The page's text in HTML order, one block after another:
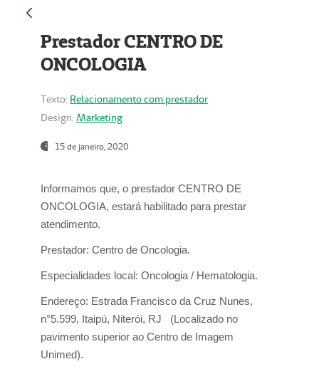
Prestador CENTRO DE
ONCOLOGIA
Texto: Relacionamento com prestador
Design: Marketing
15 de janeiro, 2020
Informamos que, o prestador CENTRO DE
ONCOLOGIA, estará habilitado para prestar
atendimento.
Prestador: Centro de Oncologia.
Especialidades local: Oncologia / Hematologia.
Endereço: Estrada Francisco da Cruz Nunes,
n°5.599, Itaipú, Niterói, RJ (Localizado no
pavimento superior ao Centro de Imagem
Unimed).